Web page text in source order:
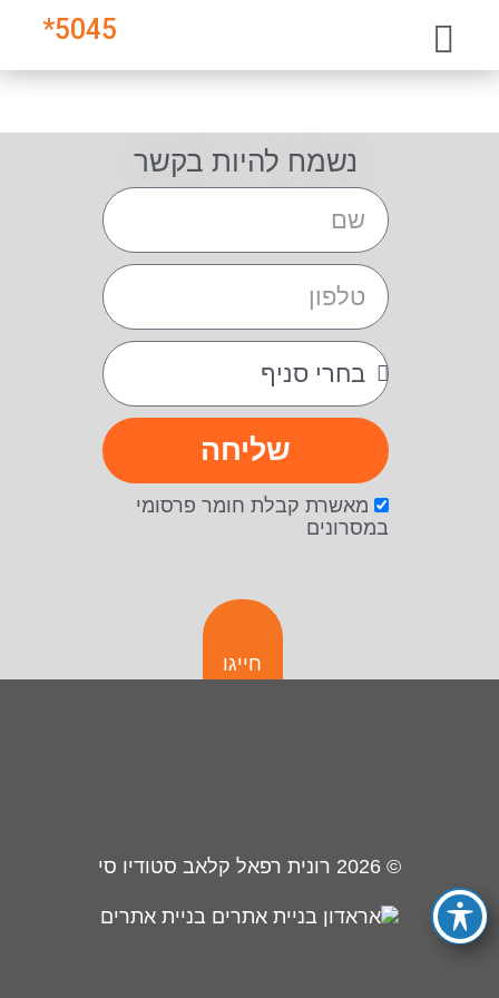
5045
*
נשמח להיות בקשר
מאשרת קבלת חומר פרסומי
במסרונים
שליחה
חייגו
© 2026 רונית רפאל קלאב סטודיו סי
בניית אתרים